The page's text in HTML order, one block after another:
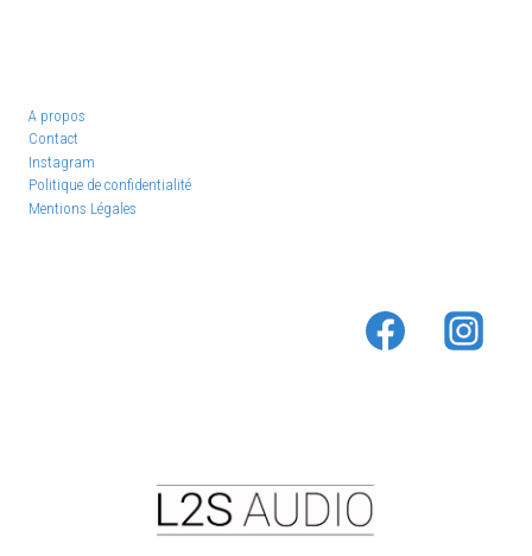
A propos
Contact
Instagram
Politique de confidentialité
Mentions Légales